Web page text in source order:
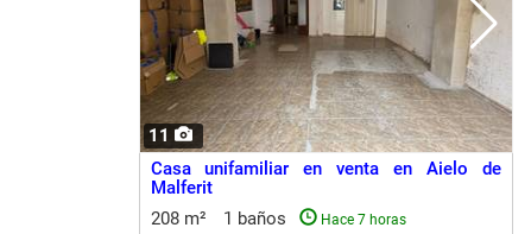
11
Casa unifamiliar en venta en Aielo de
Malferit
208 m²
1 baños Hace 7 horas